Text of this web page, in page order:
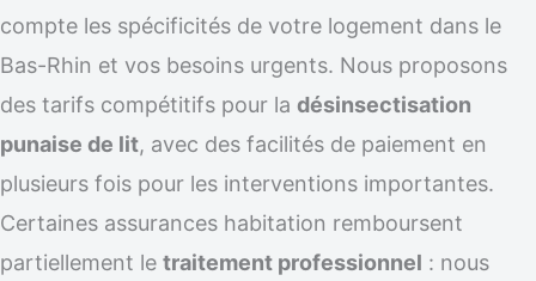
compte les spécificités de votre logement dans le
Bas-Rhin et vos besoins urgents. Nous proposons
des tarifs compétitifs pour la désinsectisation
punaise de lit, avec des facilités de paiement en
plusieurs fois pour les interventions importantes.
Certaines assurances habitation remboursent
partiellement le traitement professionnel : nous